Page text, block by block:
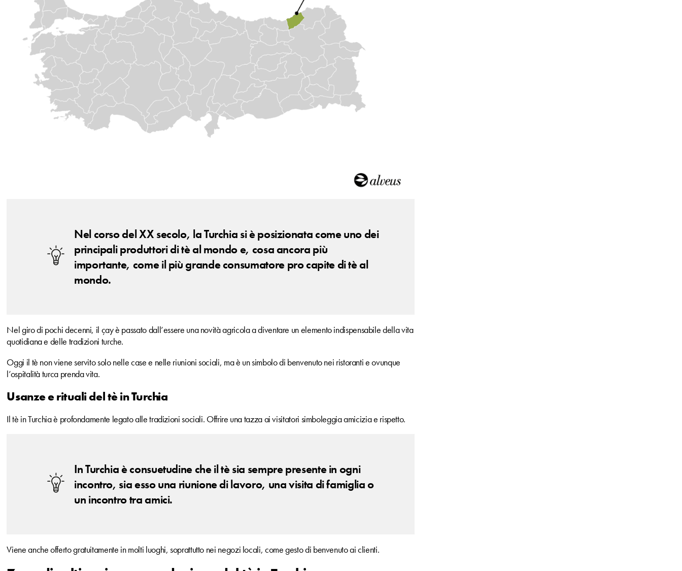
Nel corso del XX secolo, la Turchia si è posizionata come uno dei
principali produttori di tè al mondo e, cosa ancora più
importante, come il più grande consumatore pro capite di tè al
mondo.
Nel giro di pochi decenni, il çay è passato dall’essere una novità agricola a diventare un elemento indispensabile della vita
quotidiana e delle tradizioni turche.
Oggi il tè non viene servito solo nelle case e nelle riunioni sociali, ma è un simbolo di benvenuto nei ristoranti e ovunque
l’ospitalità turca prenda vita.
Usanze e rituali del tè in Turchia
Il tè in Turchia è profondamente legato alle tradizioni sociali. Offrire una tazza ai visitatori simboleggia amicizia e rispetto.
In Turchia è consuetudine che il tè sia sempre presente in ogni
incontro, sia esso una riunione di lavoro, una visita di famiglia o
un incontro tra amici.
Viene anche offerto gratuitamente in molti luoghi, soprattutto nei negozi locali, come gesto di benvenuto ai clienti.